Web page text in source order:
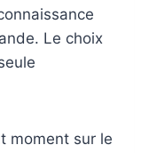
Le choix
moment sur le